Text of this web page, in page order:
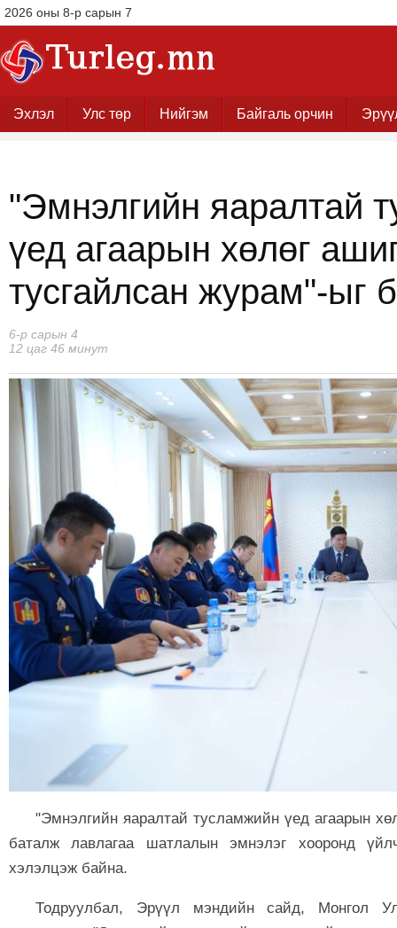
2026 оны 8-р сарын 7
Эхлэл Улс төр Нийгэм Байгаль орчин
"Эмнэлгийн яаралтай
үед агаарын хөлөг
тусгайлсан журам"-ыг
6-р сарын 4
12 цаг 46 минут
"Эмнэлгийн яаралтай тусламжийн үед агаарын
баталжлавлагаа шатлалын эмнэлэг хооронд
хэлэлцэж байна.
Тодруулбал, Эрүүл мэндийн сайд, Монгол